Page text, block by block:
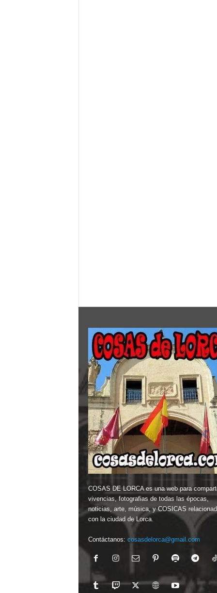
COSAS DE LORCA es una web para
vivencias, fotografias de todas las épocas,
noticias, arte, música, y COSICAS
con la ciudad de Lorca.
Contáctanos: cosasdelorca@gmail.com